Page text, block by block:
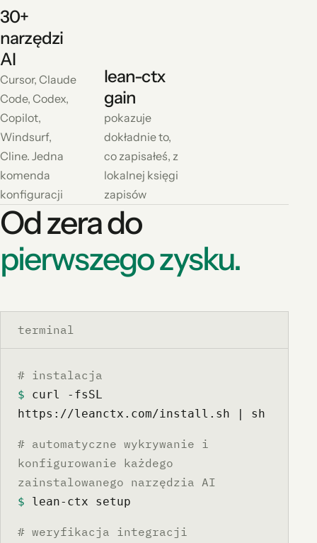
30+
narzędzi
AI
Cursor, Claude
Code, Codex,
Copilot,
Windsurf,
Cline. Jedna
komenda
konfiguracji
lean-ctx
gain
pokazuje
dokładnie to,
co zapisałeś, z
lokalnej księgi
zapisów
Od zera do
pierwszego zysku.
terminal
# instalacja
$ curl -fsSL
https://leanctx.com/install.sh | sh
# automatyczne wykrywanie i
konfigurowanie każdego
zainstalowanego narzędzia AI
$ lean-ctx setup
# weryfikacja integracji